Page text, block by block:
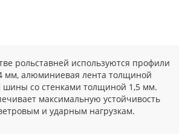
рольставней используются профили
мм, алюминиевая лента толщиной
шины со стенками толщиной 1,5 мм.
максимальную устойчивость
и ударным нагрузкам.